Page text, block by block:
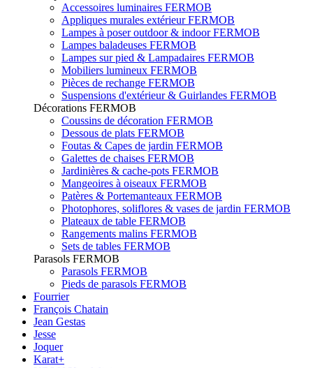
Accessoires luminaires FERMOB
Appliques murales extérieur FERMOB
Lampes à poser outdoor & indoor FERMOB
Lampes baladeuses FERMOB
Lampes sur pied & Lampadaires FERMOB
Mobiliers lumineux FERMOB
Pièces de rechange FERMOB
Suspensions d'extérieur & Guirlandes FERMOB
Décorations FERMOB
Coussins de décoration FERMOB
Dessous de plats FERMOB
Foutas & Capes de jardin FERMOB
Galettes de chaises FERMOB
Jardinières & cache-pots FERMOB
Mangeoires à oiseaux FERMOB
Patères & Portemanteaux FERMOB
Photophores, soliflores & vases de jardin FERMOB
Plateaux de table FERMOB
Rangements malins FERMOB
Sets de tables FERMOB
Parasols FERMOB
Parasols FERMOB
Pieds de parasols FERMOB
Fourrier
François Chatain
Jean Gestas
Jesse
Joquer
Karat+